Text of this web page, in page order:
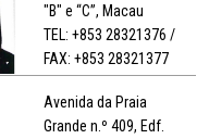
"B" e “C”, Macau
TEL: +853 28321376 /
FAX: +853 28321377
Avenida da Praia
Grande n.º 409, Edf.